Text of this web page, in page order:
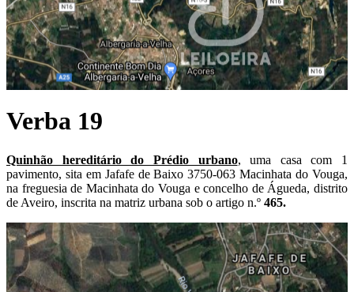
Verba 19
Quinhão hereditário do Prédio urbano, uma casa com 1
pavimento, sita em Jafafe de Baixo 3750-063 Macinhata do Vouga,
na freguesia de Macinhata do Vouga e concelho de Águeda, distrito
de Aveiro, inscrita na matriz urbana sob o artigo n.º 465.